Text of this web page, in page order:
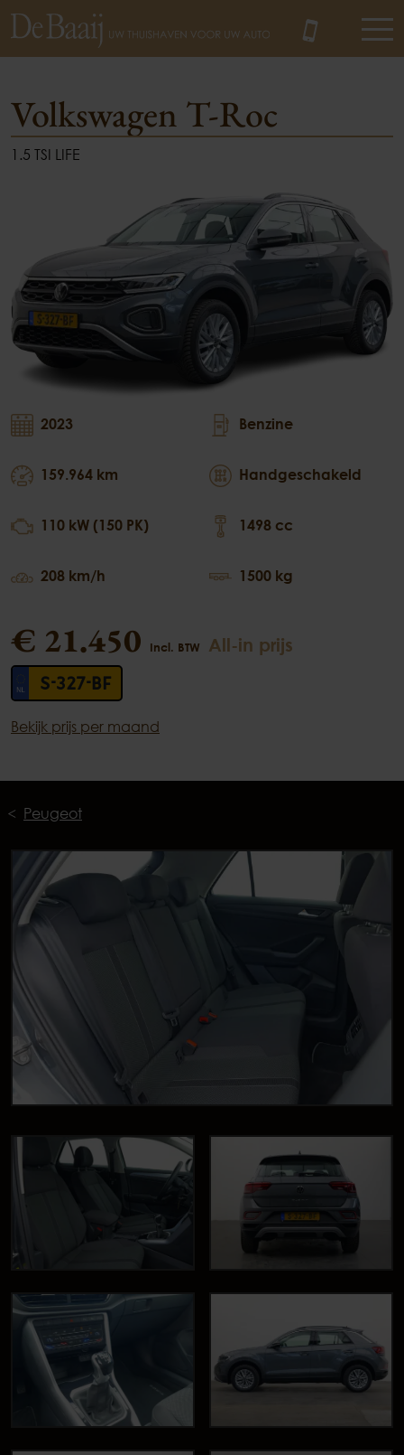
Volkswagen T-Roc
1.5 TSI LIFE
2023
159.964 km
110 kW (150 PK)
208 km/h
Benzine
Handgeschakeld
1498 cc
1500 kg
€ 21.450 Incl. BTW All-in prijs
S-327-BF
Bekijk prijs per maand
Peugeot